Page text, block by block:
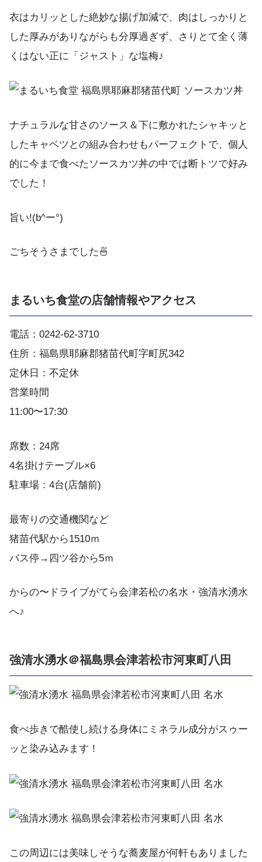
衣はカリッとした絶妙な揚げ加減で、肉はしっかりと
した厚みがありながらも分厚過ぎず、さりとて全く薄
くはない正に「ジャスト」な塩梅♪
ナチュラルな甘さのソース＆下に敷かれたシャキッと
したキャベツとの組み合わせもパーフェクトで、個人
的に今まで食べたソースカツ丼の中では断トツで好み
でした！
旨い!(b^ー°)
ごちそうさまでした🍜
まるいち食堂の店舗情報やアクセス
電話：0242-62-3710
住所：福島県耶麻郡猪苗代町字町尻342
定休日：不定休
営業時間
11:00〜17:30
席数：24席
4名掛けテーブル×6
駐車場：4台(店舗前)
最寄りの交通機関など
猪苗代駅から1510ｍ
バス停→四ツ谷から5ｍ
からの〜ドライブがてら会津若松の名水・強清水湧水
へ♪
強清水湧水＠福島県会津若松市河東町八田
食べ歩きで酷使し続ける身体にミネラル成分がスゥー
ッと染み込みます！
この周辺には美味しそうな蕎麦屋が何軒もありました